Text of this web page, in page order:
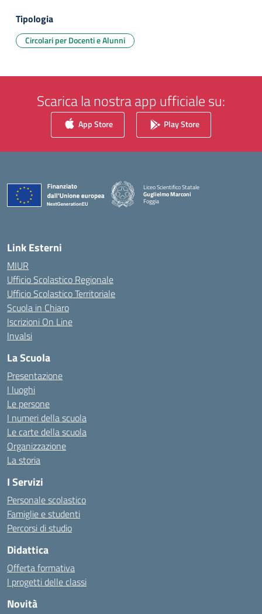
Tipologia
Circolari per Docenti e Alunni
Scarica la nostra app ufficiale su:
App Store Play Store
Liceo Scientifico Statale
Guglielmo Marconi
Foggia
— Visita la pagina iniziale della scuola
Link Esterni
MIUR
Ufficio Scolastico Regionale
Ufficio Scolastico Territoriale
Scuola in Chiaro
Iscrizioni On Line
Invalsi
La Scuola
Presentazione
I luoghi
Le persone
I numeri della scuola
Le carte della scuola
Organizzazione
La storia
I Servizi
Personale scolastico
Famiglie e studenti
Percorsi di studio
Didattica
Offerta formativa
I progetti delle classi
Novità